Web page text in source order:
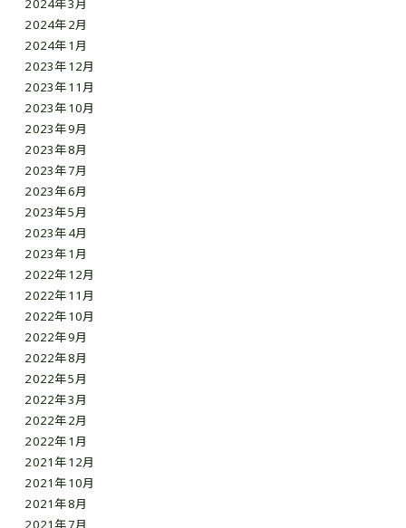
2024年3月
2024年2月
2024年1月
2023年12月
2023年11月
2023年10月
2023年9月
2023年8月
2023年7月
2023年6月
2023年5月
2023年4月
2023年1月
2022年12月
2022年11月
2022年10月
2022年9月
2022年8月
2022年5月
2022年3月
2022年2月
2022年1月
2021年12月
2021年10月
2021年8月